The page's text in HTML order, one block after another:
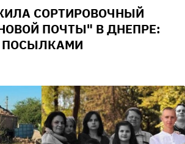
СОРТИРОВОЧНЫЙ
ПОЧТЫ" В ДНЕПРЕ:
ПОСЫЛКАМИ